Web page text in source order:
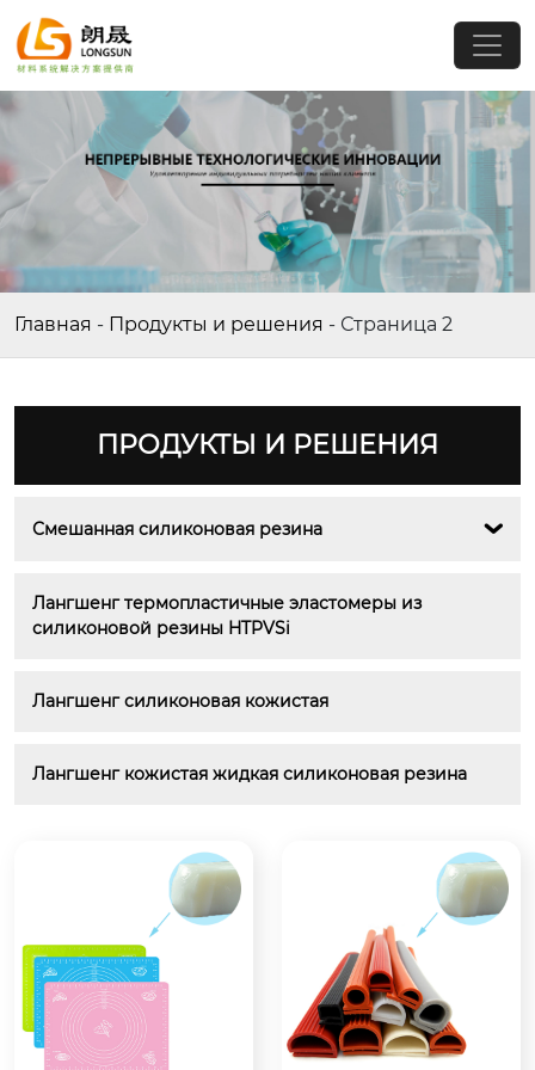
Главная - Продукты и решения - Страница 2
ПРОДУКТЫ И РЕШЕНИЯ
Смешанная силиконовая резина 
Лангшенг термопластичные эластомеры из
силиконовой резины HTPVSi
Лангшенг силиконовая кожистая
Лангшенг кожистая жидкая силиконовая резина